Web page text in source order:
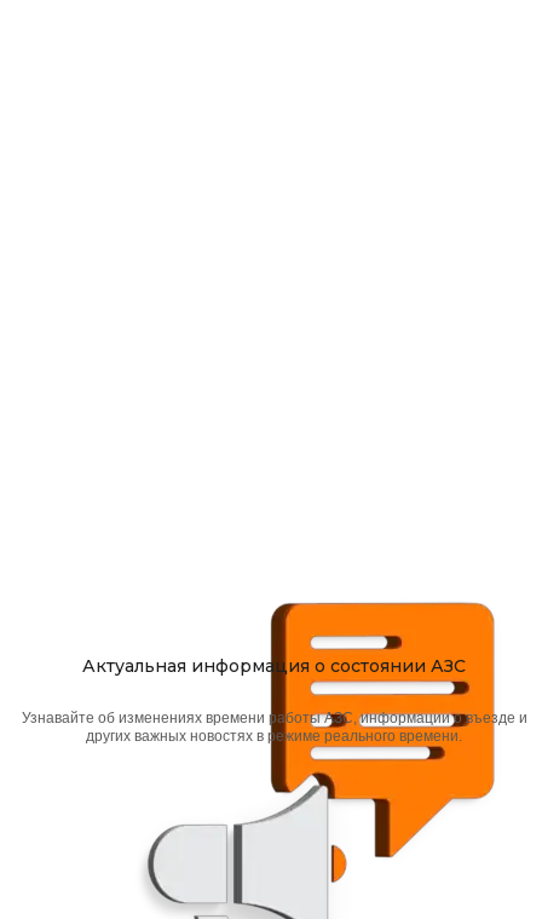
Актуальная информация о состоянии АЗС
Узнавайте об изменениях времени работы АЗС, информации о въезде и
других важных новостях в режиме реального времени.